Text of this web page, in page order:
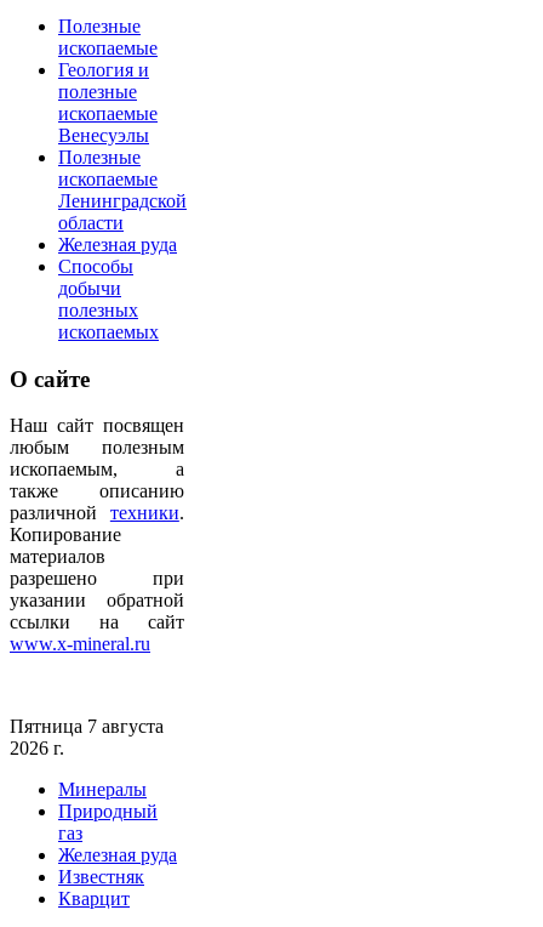
Полезные
ископаемые
Геология и
полезные
ископаемые
Венесуэлы
Полезные
ископаемые
Ленинградской
области
Железная руда
Способы
добычи
полезных
ископаемых
О сайте
Наш сайт посвящен
любым полезным
ископаемым, а
также описанию
различной техники.
Копирование
материалов
разрешено при
указании обратной
ссылки на сайт
www.x-mineral.ru
Пятница 7 августа
2026 г.
Минералы
Природный
газ
Железная руда
Известняк
Кварцит